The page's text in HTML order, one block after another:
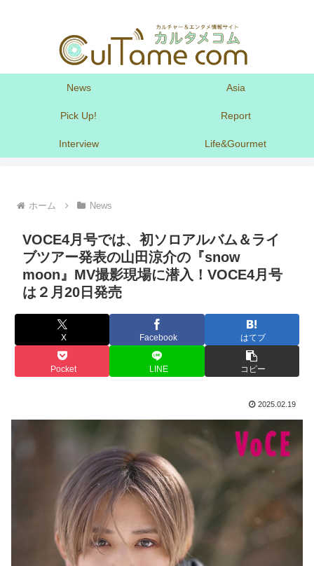
News Asia
Pick Up! Report
Interview Life&Gourmet
ホーム News
VOCE4月号では、初ソロアルバム＆ライ
ブツアー発表の山田涼介の『snow
moon』MV撮影現場に潜入！VOCE4月号
は２月20日発売
X Facebook はてブ
Pocket LINE コピー
2025.02.19